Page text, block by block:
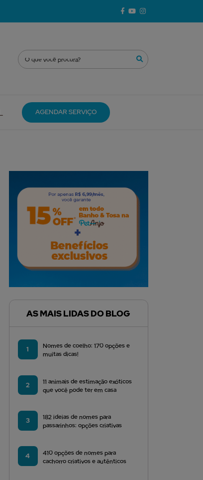
AGENDAR SERVIÇO
AS MAIS LIDAS DO BLOG
1
Nomes de coelho: 170 opções e
muitas dicas!
2
11 animais de estimação exóticos
que você pode ter em casa
3
182 ideias de nomes para
passarinhos: opções criativas
4
410 opções de nomes para
cachorro criativos e autênticos